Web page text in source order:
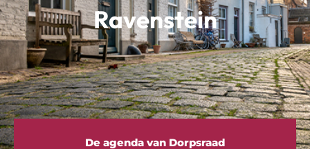
Ravenstein
De agenda van Dorpsraad